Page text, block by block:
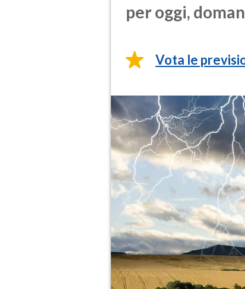
per oggi,
Vota le